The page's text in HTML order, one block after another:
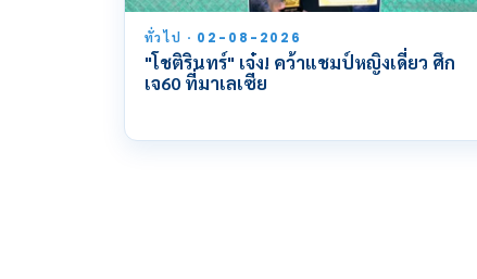
ทั่วไป · 02-08-2026
"โชติรินทร์" เจ๋ง! คว้าแชมป์หญิงเดี่ยว ศึก
เจ60 ที่มาเลเซีย